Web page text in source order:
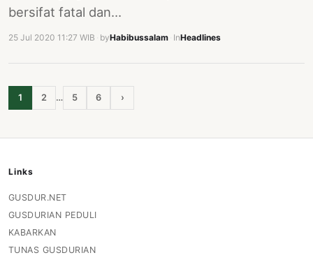
bersifat fatal dan…
25 Jul 2020 11:27 WIB byHabibussalam InHeadlines
1 2 … 5 6 ›
Links
GUSDUR.NET
GUSDURIAN PEDULI
KABARKAN
TUNAS GUSDURIAN